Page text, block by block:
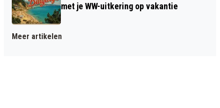
met je WW-uitkering op vakantie
Meer artikelen